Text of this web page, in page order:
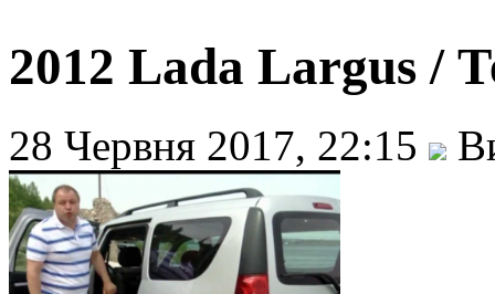
2012 Lada Largus /
28 Червня 2017, 22:15